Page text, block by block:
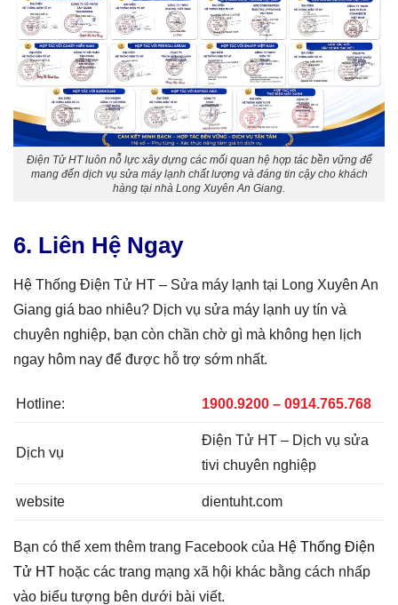
Điện Tử HT luôn nỗ lực xây dựng các mối quan hệ hợp tác bền vững để
mang đến dịch vụ sửa máy lạnh chất lượng và đáng tin cậy cho khách
hàng tại nhà Long Xuyên An Giang.
6. Liên Hệ Ngay
Hệ Thống Điện Tử HT – Sửa máy lạnh tại Long Xuyên An
Giang giá bao nhiêu? Dịch vụ sửa máy lạnh uy tín và
chuyên nghiệp, bạn còn chần chờ gì mà không hẹn lịch
ngay hôm nay để được hỗ trợ sớm nhất.
Hotline: 1900.9200 – 0914.765.768
Dịch vụ
Điện Tử HT – Dịch vụ sửa
tivi chuyên nghiệp
website dientuht.com
Bạn có thể xem thêm trang Facebook của Hệ Thống Điện
Tử HT hoặc các trang mạng xã hội khác bằng cách nhấp
vào biểu tượng bên dưới bài viết.